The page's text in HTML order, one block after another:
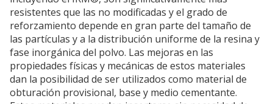
resistentes que las no modificadas y el grado de
reforzamiento depende en gran parte del tamaño de
las partículas y a la distribución uniforme de la resina y
fase inorgánica del polvo. Las mejoras en las
propiedades físicas y mecánicas de estos materiales
dan la posibilidad de ser utilizados como material de
obturación provisional, base y medio cementante.